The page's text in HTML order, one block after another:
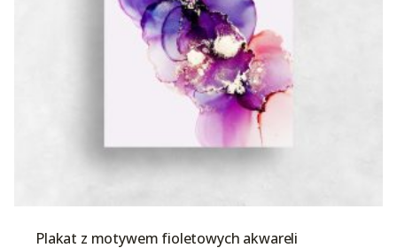
Plakat z motywem fioletowych akwareli